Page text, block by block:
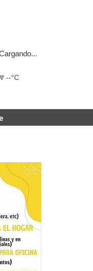
🔽 --°C